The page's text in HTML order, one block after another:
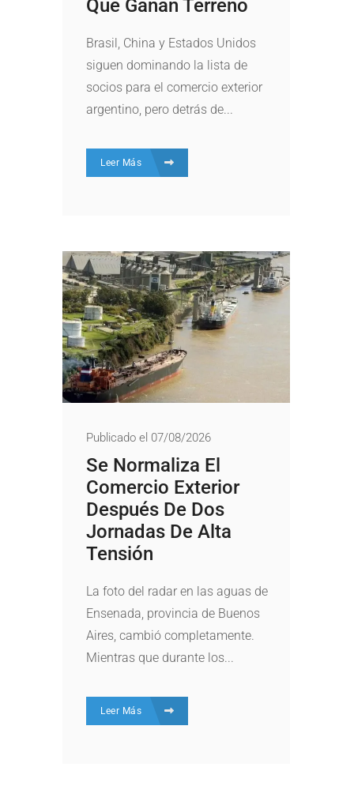
Que Ganan Terreno
Brasil, China y Estados Unidos
siguen dominando la lista de
socios para el comercio exterior
argentino, pero detrás de...
Leer Más
Publicado el 07/08/2026
Se Normaliza El
Comercio Exterior
Después De Dos
Jornadas De Alta
Tensión
La foto del radar en las aguas de
Ensenada, provincia de Buenos
Aires, cambió completamente.
Mientras que durante los...
Leer Más